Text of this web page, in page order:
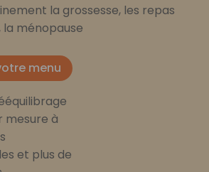
la grossesse, les repas
la ménopause
menu
mesure à
et plus de